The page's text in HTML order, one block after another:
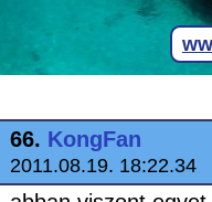
66. KongFan
2011.08.19. 18:22.34